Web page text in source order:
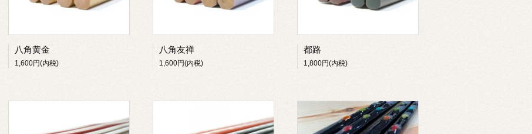
八角黄金
1,600円(内税)
八角友禅
1,600円(内税)
都路
1,800円(内税)